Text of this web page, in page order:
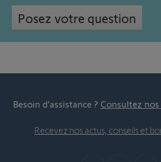
Posez votre question
Besoin d’assistance ? Consultez
Recevez nos actus, conseils et